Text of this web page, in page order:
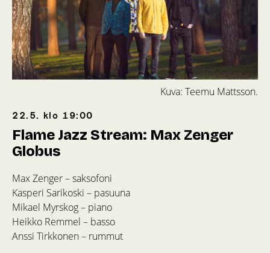
Kuva: Teemu Mattsson.
22.5. klo 19:00
Flame Jazz Stream: Max Zenger
Globus
Max Zenger – saksofoni
Kasperi Sarikoski – pasuuna
Mikael Myrskog – piano
Heikko Remmel – basso
Anssi Tirkkonen – rummut